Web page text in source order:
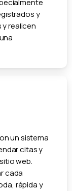
y
realicen
un sistema
citas y
web.
cada
rápida y